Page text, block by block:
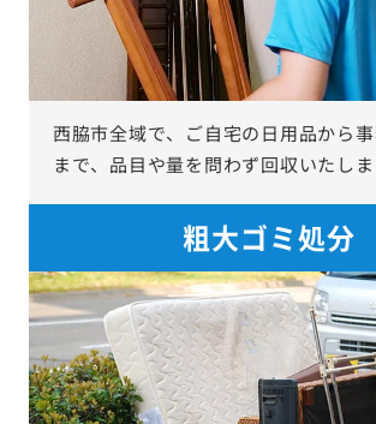
西脇市全域で、ご自宅の日用品から
まで、品目や量を問わず回収いたしま
粗大ゴミ処分